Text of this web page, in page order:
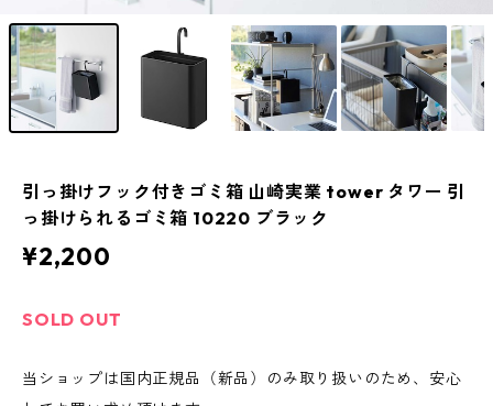
引っ掛けフック付きゴミ箱 山崎実業 tower タワー 引
っ掛けられるゴミ箱 10220 ブラック
¥2,200
SOLD OUT
当ショップは国内正規品（新品）のみ取り扱いのため、安心